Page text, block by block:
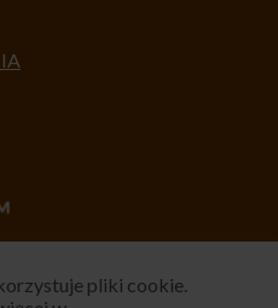
pliki cookie.